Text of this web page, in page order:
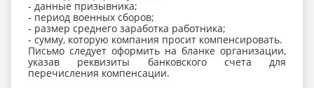
- данные призывника;
- период военных сборов;
- размер среднего заработка работника;
- сумму, которую компания просит компенсировать.
Письмо следует оформить на бланке организации,
указав реквизиты банковского счета для
перечисления компенсации.